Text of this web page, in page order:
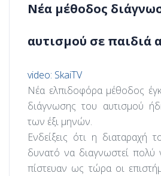
Νέα μέθοδος
αυτισμού σε παιδιά
video: SkaiTV
Νέα ελπιδοφόρα μέθοδος
διάγνωσης του αυτισμού
των έξι μηνών.
Ενδείξεις ότι η διαταραχή
δυνατό να διαγνωστεί πολύ
πίστευαν ως τώρα οι